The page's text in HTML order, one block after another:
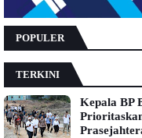
POPULER
TERKINI
Kepala BP